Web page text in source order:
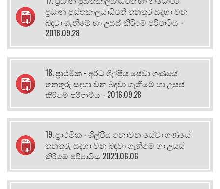
ප්‍රධාන පුස්තකාලයාධිපති තනතුර සඳහා වන
බඳවා ගැනීමේ හා උසස් කිරීමේ පරිපාටිය -
2016.09.28
18. ප්‍රාථමික - අර්ධ ශිල්පීය සේවා ගණයේ
තනතුරු සඳහා වන බඳවා ගැනීමේ හා උසස්
කිරීමේ පරිපාටිය - 2016.09.28
19. ප්‍රාථමික - ශිල්පීය නොවන සේවා ගණයේ
තනතුරු සඳහා වන බඳවා ගැනීමේ හා උසස්
කිරීමේ පරිපාටිය 2023.06.06